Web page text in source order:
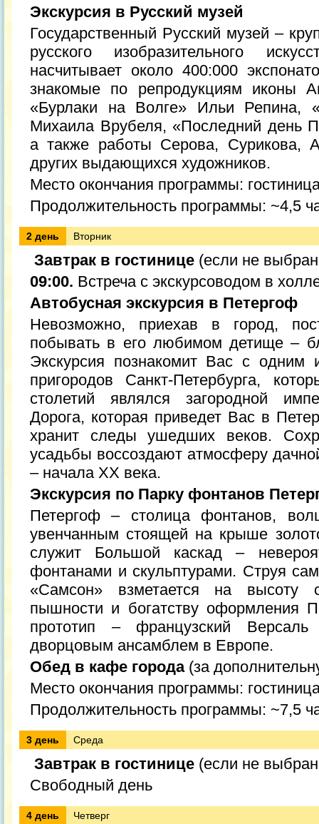
Экскурсия в Русский музей
Государственный Русский музей –
русского изобразительного
насчитывает около 400:000
знакомые по репродукциям иконы
«Бурлаки на Волге» Ильи Репина,
Михаила Врубеля, «Последний день
а также работы Серова, Сурикова,
других выдающихся художников.
Место окончания программы:
Продолжительность программы: ~4,5
2 день Вторник
Завтрак в гостинице (если не
09:00. Встреча с экскурсоводом в
Автобусная экскурсия в Петергоф
Невозможно, приехав в город,
побывать в его любимом детище –
Экскурсия познакомит Вас с одним
пригородов Санкт-Петербурга,
столетий являлся загородной
Дорога, которая приведет Вас в
хранит следы ушедших веков.
усадьбы воссоздают атмосферу
– начала XX века.
Экскурсия по Парку фонтанов
Петергоф – столица фонтанов,
увенчанным стоящей на крыше
служит Большой каскад –
фонтанами и скульптурами. Струя
«Самсон» взметается на высоту
пышности и богатству оформления
прототип – французский
дворцовым ансамблем в Европе.
Обед в кафе города(за
Место окончания программы:
Продолжительность программы: ~7,5
3 день Среда
Завтрак в гостинице (если не
Свободный день
4 день Четверг